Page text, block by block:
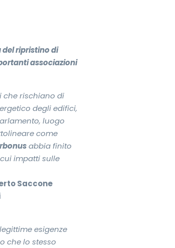
del ripristino di
associazioni
che rischiano di
degli edifici,
luogo
come
abbia finito
impatti sulle
Saccone
esigenze
che lo stesso